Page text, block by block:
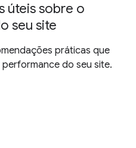
úteis sobre o
seu site
práticas que
do seu site.